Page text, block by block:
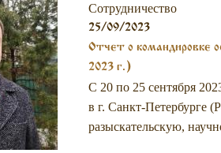
Сотрудничество
25/09/2023
Отчет о командировке
2023 г.)
С 20 по 25 сентября
в г. Санкт-Петербурге
разыскательскую,